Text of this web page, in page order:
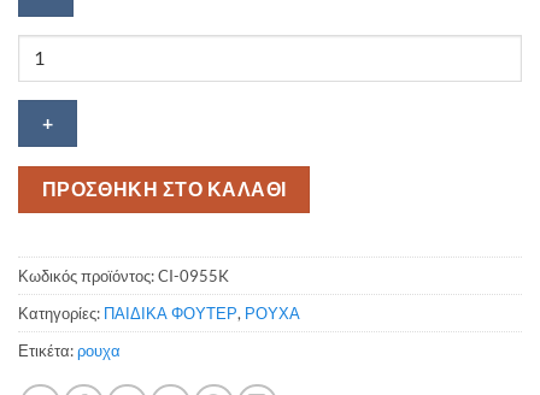
Παιδικό
Cristiano
ποσότητα
ΠΡΟΣΘΗΚΗ ΣΤΟ ΚΑΛΑΘΙ
Κωδικός προϊόντος:CI-0955K
Κατηγορίες: ΠΑΙΔΙΚΑ ΦΟΥΤΕΡ, ΡΟΥΧΑ
Ετικέτα:ρουχα